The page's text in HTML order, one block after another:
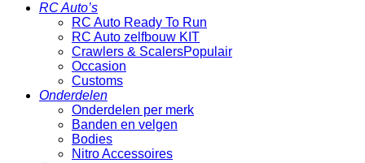
RC Auto’s
RC Auto Ready To Run
RC Auto zelfbouw KIT
Crawlers & Scalers
Occasion
Customs
Onderdelen
Onderdelen per merk
Banden en velgen
Bodies
Nitro Accessoires